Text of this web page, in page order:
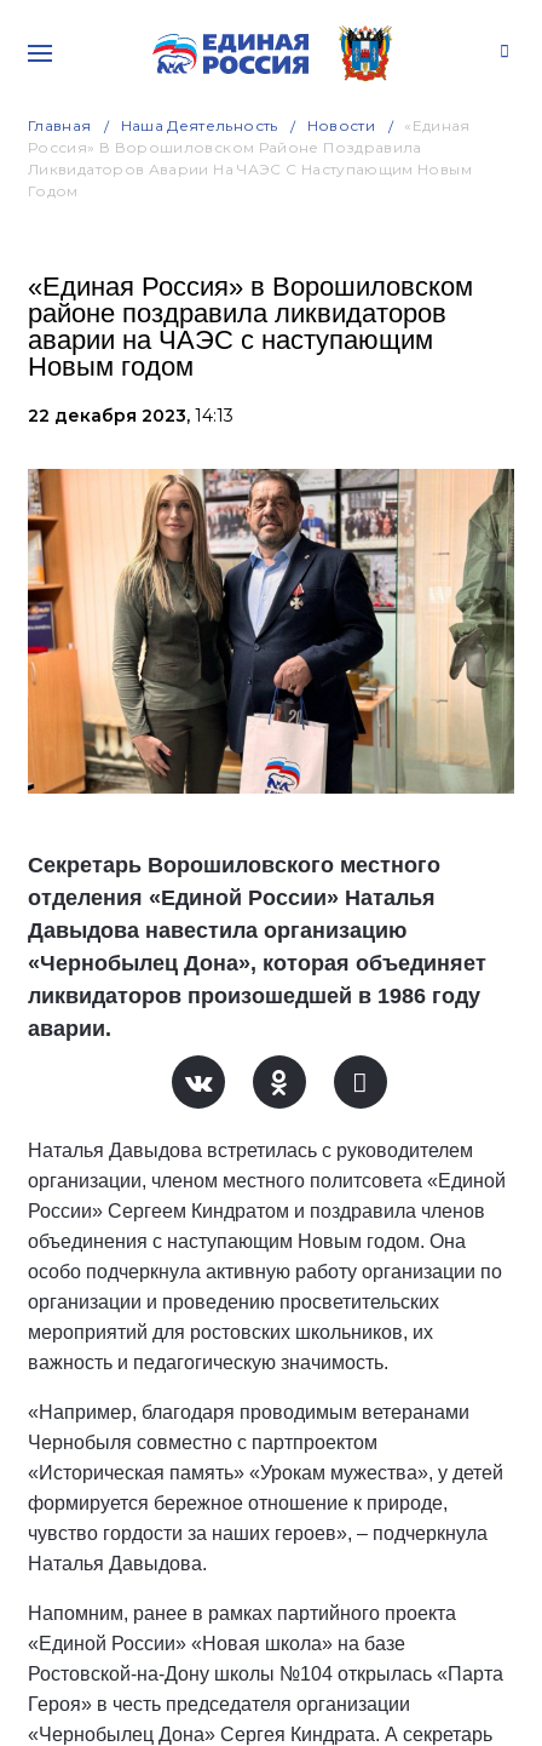
Главная Наша Деятельность Новости
«Единая
Россия» В Ворошиловском Районе Поздравила
Ликвидаторов Аварии На ЧАЭС С Наступающим Новым
Годом
«Единая Россия» в Ворошиловском
районе поздравила ликвидаторов
аварии на ЧАЭС с наступающим
Новым годом
22 декабря 2023, 14:13
Секретарь Ворошиловского местного
отделения «Единой России» Наталья
Давыдова навестила организацию
«Чернобылец Дона», которая объединяет
ликвидаторов произошедшей в 1986 году
аварии.
Наталья Давыдова встретилась с руководителем
организации, членом местного политсовета «Единой
России» Сергеем Киндратом и поздравила членов
объединения с наступающим Новым годом. Она
особо подчеркнула активную работу организации по
организации и проведению просветительских
мероприятий для ростовских школьников, их
важность и педагогическую значимость.
«Например, благодаря проводимым ветеранами
Чернобыля совместно с партпроектом
«Историческая память» «Урокам мужества», у детей
формируется бережное отношение к природе,
чувство гордости за наших героев», – подчеркнула
Наталья Давыдова.
Напомним, ранее в рамках партийного проекта
«Единой России» «Новая школа» на базе
Ростовской-на-Дону школы №104 открылась «Парта
Героя» в честь председателя организации
«Чернобылец Дона» Сергея Киндрата. А секретарь